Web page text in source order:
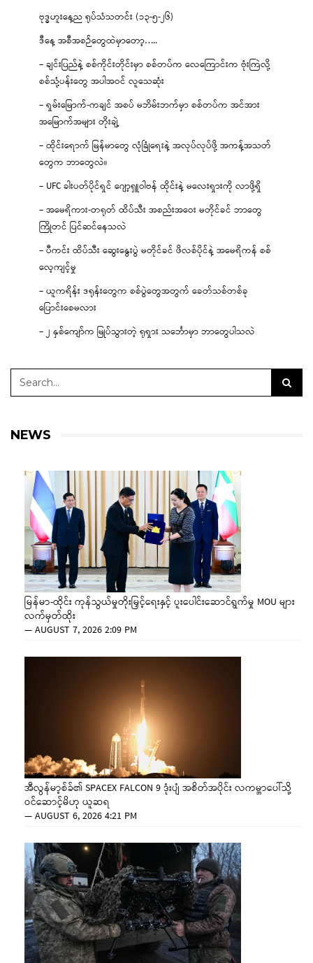
ဗုဒ္ဓဟူးနေ့ည ရုပ်သံသတင်း (၁၃-၅-၂၆)
ဒီနေ့ အစီအစဉ်တွေထဲမှာတော့…..
– ချင်းပြည်နဲ့ စစ်ကိုင်းတိုင်းမှာ စစ်တပ်က လေကြောင်းက ဗုံးကြဲလို့
စစ်သုံ့ပန်းတွေ အပါအဝင် လူသေဆုံး
– ရှမ်းမြောက်-ကချင် အစပ် မဘိမ်းဘက်မှာ စစ်တပ်က အင်အား
အမြောက်အများ တိုးချဲ့
– ထိုင်းရောက် မြန်မာတွေ လုံခြုံရေးနဲ့ အလုပ်လုပ်ဖို့ အကန့်အသတ်
တွေက ဘာတွေလဲ။
– UFC ခါးပတ်ပိုင်ရှင် ဂျော့ရှူဝါဗန် ထိုင်းနဲ့ မလေးရှားကို လာဖို့ရှိ
– အမေရိကား-တရုတ် ထိပ်သီး အစည်းအဝေး မတိုင်ခင် ဘာတွေ
ကြိုတင် ပြင်ဆင်နေသလဲ
– ပီကင်း ထိပ်သီး ဆွေးနွေးပွဲ မတိုင်ခင် ဖိလစ်ပိုင်နဲ့ အမေရိကန် စစ်
လေ့ကျင့်မှု
– ယူကရိန်း ဒရုန်းတွေက စစ်ပွဲတွေအတွက် ခေတ်သစ်တစ်ခု
ပြောင်းစေမလား
– ၂ နှစ်ကျော်က မြုပ်သွားတဲ့ ရုရှား သင်္ဘောမှာ ဘာတွေပါသလဲ
NEWS
မြန်မာ-ထိုင်း ကုန်သွယ်မှုတိုးမြှင့်ရေးနှင့် ပူးပေါင်းဆောင်ရွက်မှု MOU များ
လက်မှတ်ထိုး
—AUGUST 7, 2026 2:09 PM
အီလွန်မာ့စ်ခ်၏ SPACEX FALCON 9 ဒုံးပျံ အစိတ်အပိုင်း လကမ္ဘာပေါ်သို့
ဝင်ဆောင့်မိဟု ယူဆရ
—AUGUST 6, 2026 4:21 PM